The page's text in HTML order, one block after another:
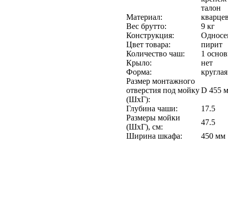
талон
Материал:
Вес брутто:
9 кг
Конструкция:
Цвет товара:
пирит
Количество чаш:
1
Крыло:
нет
Форма:
круглая
Размер монтажного
отверстия под мойку
(ШхГ):
D 455
Глубина чаши:
17.5
Размеры мойки
(ШхГ), см:
47.5
Ширина шкафа:
450 мм